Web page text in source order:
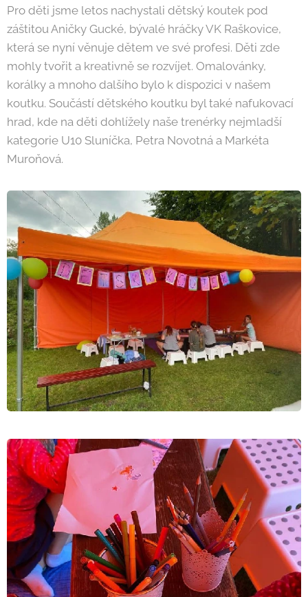
Pro děti jsme letos nachystali dětský koutek pod
záštitou Aničky Gucké, bývalé hráčky VK Raškovice,
která se nyní věnuje dětem ve své profesi. Děti zde
mohly tvořit a kreativně se rozvíjet. Omalovánky,
korálky a mnoho dalšího bylo k dispozici v našem
koutku. Součástí dětského koutku byl také nafukovací
hrad, kde na děti dohlížely naše trenérky nejmladší
kategorie U10 Sluníčka, Petra Novotná a Markéta
Muroňová.